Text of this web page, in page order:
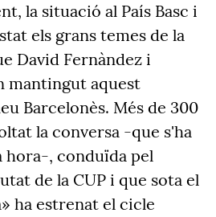
la situació al País Basc i
els grans temes de la
David Fernàndez i
mantingut aquest
Barcelonès. Més de 300
la conversa -que s'ha
hora-, conduïda pel
de la CUP i que sota el
ha estrenat el cicle